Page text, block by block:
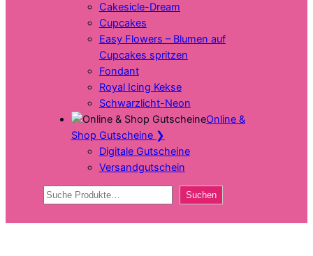
Cakesicle-Dream
Cupcakes
Easy Flowers – Blumen auf
Cupcakes spritzen
Fondant
Royal Icing Kekse
Schwarzlicht-Neon
Online &
Shop Gutscheine ❯
Digitale Gutscheine
Versandgutschein
Suchen Suchen